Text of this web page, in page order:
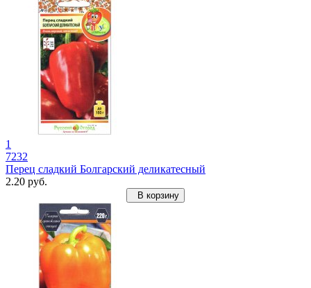
1
7232
Перец сладкий Болгарский деликатесный
2.20 руб.
В корзину